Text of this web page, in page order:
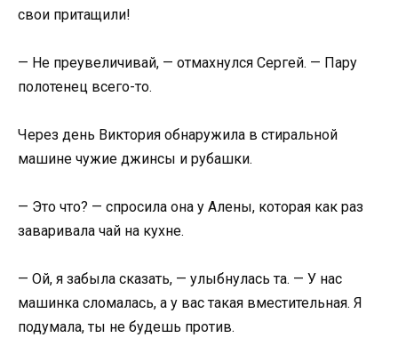
свои притащили!
— Не преувеличивай, — отмахнулся Сергей. — Пару
полотенец всего-то.
Через день Виктория обнаружила в стиральной
машине чужие джинсы и рубашки.
— Это что? — спросила она у Алены, которая как раз
заваривала чай на кухне.
— Ой, я забыла сказать, — улыбнулась та. — У нас
машинка сломалась, а у вас такая вместительная. Я
подумала, ты не будешь против.